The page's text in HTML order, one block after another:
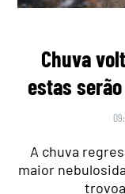
Chuva
estas
A chuva
maior